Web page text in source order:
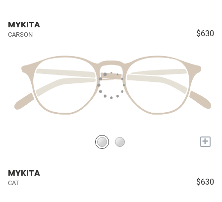
MYKITA
CARSON $630
+
MYKITA
CAT $630